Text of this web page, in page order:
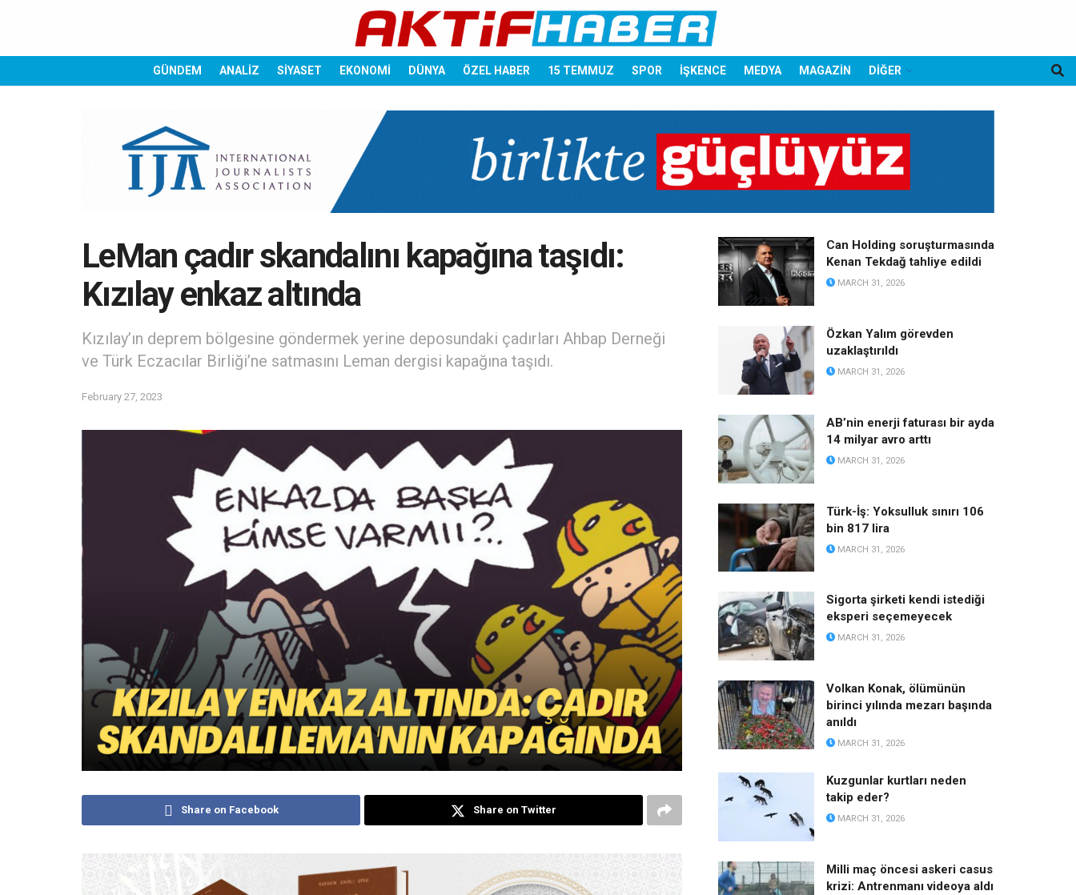
GÜNDEM ANALİZ SİYASET EKONOMİ DÜNYA ÖZEL HABER 15 TEMMUZ SPOR İŞKENCE MEDYA MAGAZİN DİĞER
LeMan çadır skandalını kapağına taşıdı:
Kızılay enkaz altında
Kızılay’ın deprem bölgesine göndermek yerine deposundaki çadırları Ahbap Derneği
ve Türk Eczacılar Birliği’ne satmasını Leman dergisi kapağına taşıdı.
February 27, 2023
Share on Facebook Share on Twitter
Can Holding soruşturmasında
Kenan Tekdağ tahliye edildi
MARCH 31, 2026
Özkan Yalım görevden
uzaklaştırıldı
MARCH 31, 2026
AB’nin enerji faturası bir ayda
14 milyar avro arttı
MARCH 31, 2026
Türk-İş: Yoksulluk sınırı 106
bin 817 lira
MARCH 31, 2026
Sigorta şirketi kendi istediği
eksperi seçemeyecek
MARCH 31, 2026
Volkan Konak, ölümünün
birinci yılında mezarı başında
anıldı
MARCH 31, 2026
Kuzgunlar kurtları neden
takip eder?
MARCH 31, 2026
Milli maç öncesi askeri casus
krizi: Antrenmanı videoya aldı